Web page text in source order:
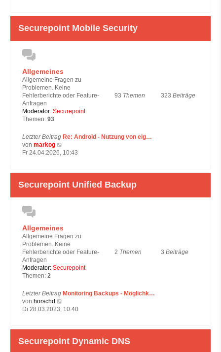
t
r
t
r
a
g
Securepoint Mobile Security
Allgemeines
Allgemeine Fragen zu
Problemen. Keine
Fehlerberichte oder Feature-
Anfragen
Moderator: Securepoint
Themen: 93
93 Themen 323 Beiträge
Letzter Beitrag Re: Android - Nutzung von eig…
von markog
e
t
r
t
r
a
g
Fr 24.04.2026, 10:43
Securepoint Unified Backup
Allgemeines
Allgemeine Fragen zu
Problemen. Keine
Fehlerberichte oder Feature-
Anfragen
Moderator: Securepoint
Themen: 2
2 Themen 3 Beiträge
Letzter Beitrag Monitoring Backups - Möglichk…
von horschd
e
t
Di 28.03.2023, 10:40
Securepoint Dynamic DNS